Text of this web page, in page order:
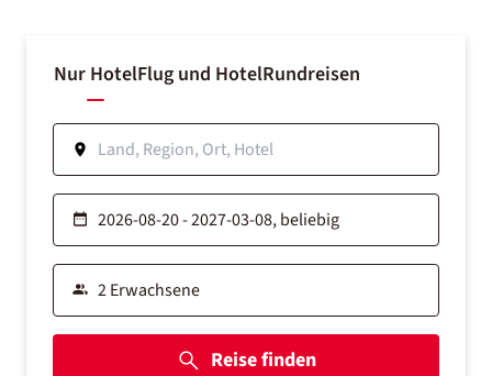
Nur HotelFlug und HotelRundreisen
Reise finden